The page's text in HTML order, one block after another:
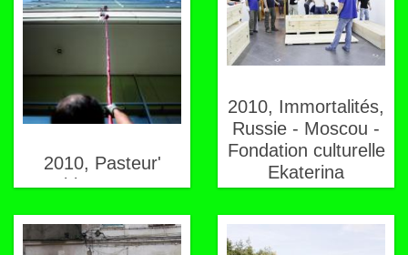
2010, Pasteur'
Spirit, France -
Pasteur
2010, Immortalités,
Russie - Moscou -
Fondation culturelle
Ekaterina